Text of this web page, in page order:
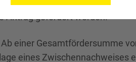
können mit 70 Prozent der
Antrag gefördert werden.
einer Gesamtfördersumme
eines